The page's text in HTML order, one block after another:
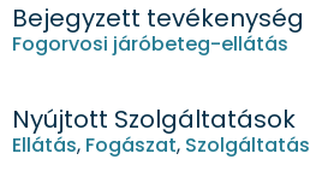
Bejegyzett tevékenység
Fogorvosi járóbeteg-ellátás
Nyújtott Szolgáltatások
Ellátás, Fogászat, Szolgáltatás